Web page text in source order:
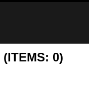
(ITEMS: 0)